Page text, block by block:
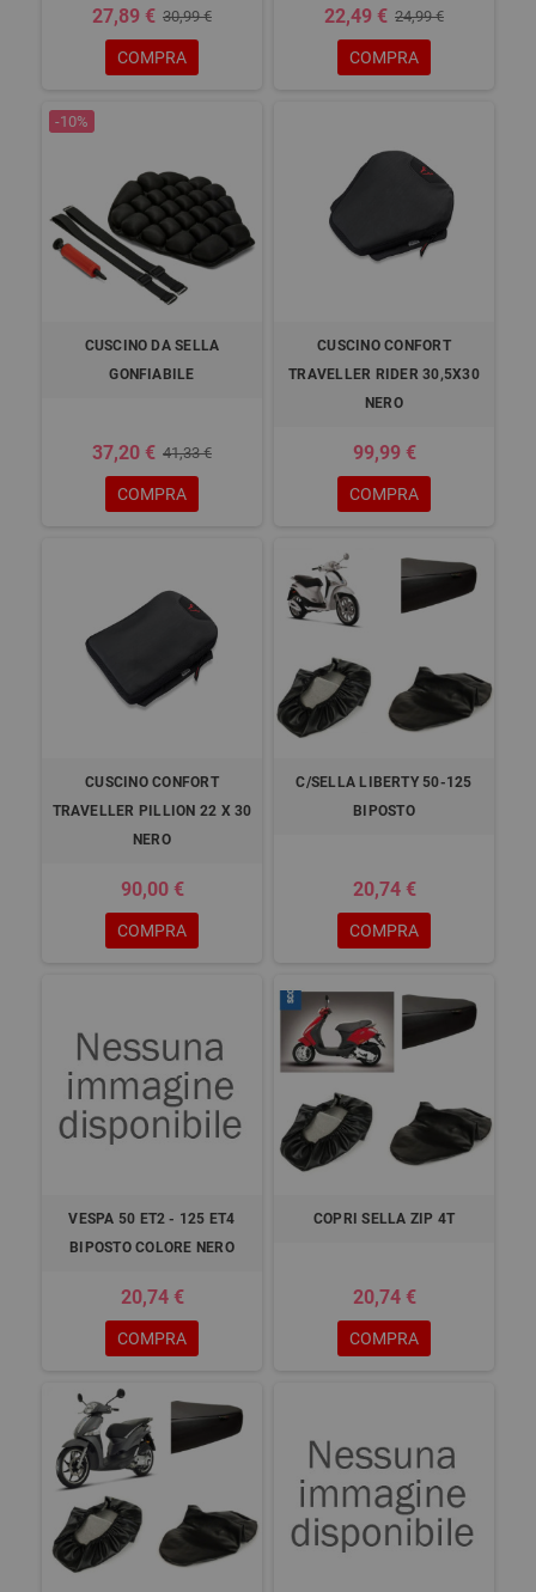
27,89 € 30,99 €
COMPRA
22,49 € 24,99 €
COMPRA
-10%
CUSCINO DA SELLA
GONFIABILE
37,20 € 41,33 €
COMPRA
CUSCINO CONFORT
TRAVELLER RIDER 30,5X30
NERO
99,99 €
COMPRA
CUSCINO CONFORT
TRAVELLER PILLION 22 X 30
NERO
90,00 €
COMPRA
C/SELLA LIBERTY 50-125
BIPOSTO
20,74 €
COMPRA
VESPA 50 ET2 - 125 ET4
BIPOSTO COLORE NERO
20,74 €
COMPRA
COPRI SELLA ZIP 4T
20,74 €
COMPRA